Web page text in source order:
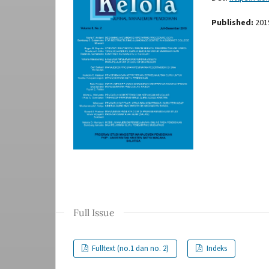
Published:
Full Issue
Fulltext (no.1 dan no. 2) Indeks